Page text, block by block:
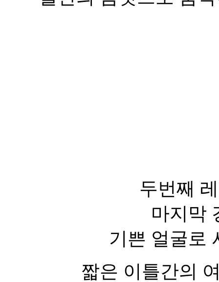
두번째
마지막
기쁜 얼굴로
짧은 이틀간의